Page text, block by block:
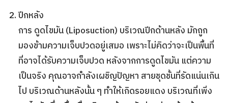
ปีกหลัง
การ ดูดไขมัน(Liposuction) บริเวณปีกด้านหลัง มักถูก
มองข้ามความเจ็บปวดอยู่เสมอ เพราะไม่คิดว่าจะเป็นพื้นที่
ที่อาจได้รับความเจ็บปวด หลังจากการดูดไขมัน แต่ความ
เป็นจริง คุณอาจกําลังเผชิญปัญหา สายชุดชั้นที่รัดแน่นเกิน
ไป บริเวณด้านหลังนั้น ๆ ทําให้เกิดรอยแดง บริเวณที่เพิ่ง